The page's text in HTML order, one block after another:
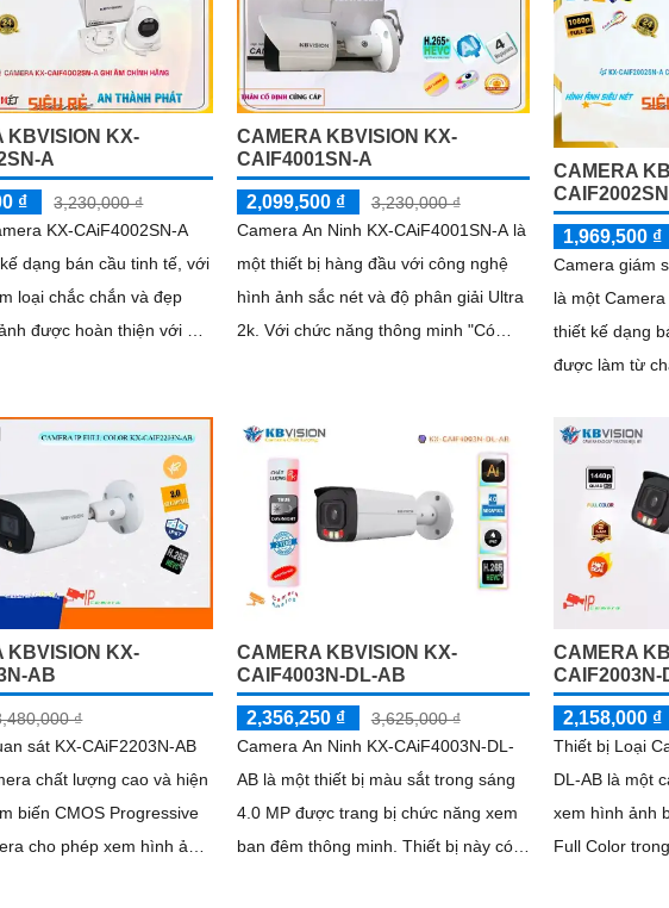
KBVISION KX-
A
₫
3,230,000 ₫
KX-CAiF4002SN-A
dạng bán cầu tinh tế, với
loại chắc chắn và đẹp
CAMERA KBVISION KX-
CAIF4001SN-A
2,099,500 ₫
3,230,000 ₫
Camera An Ninh KX-CAiF4001SN-A là
một thiết bị hàng đầu với công nghệ
hình ảnh sắc nét và độ phân giải Ultra
2k. Với chức năng thông minh "Có
kiện thiếu ánh sáng
CAMERA
1,969,500 ₫
Camera giám
là một Camera
thiết kế dạng
được làm từ
trọng và đẳng
KBVISION KX-
AB
₫
sát KX-CAiF2203N-AB
chất lượng cao và hiện
cho phép xem hình ảnh
CAMERA KBVISION KX-
CAIF4003N-DL-AB
2,356,250 ₫
3,625,000 ₫
Camera An Ninh KX-CAiF4003N-DL-
AB là một thiết bị màu sắt trong sáng
4.0 MP được trang bị chức năng xem
ban đêm thông minh. Thiết bị này có
CAMERA
CAIF2003N-
2,158,000 ₫
Thiết bị Loại
DL-AB là một
xem hình ảnh
Full Color trong